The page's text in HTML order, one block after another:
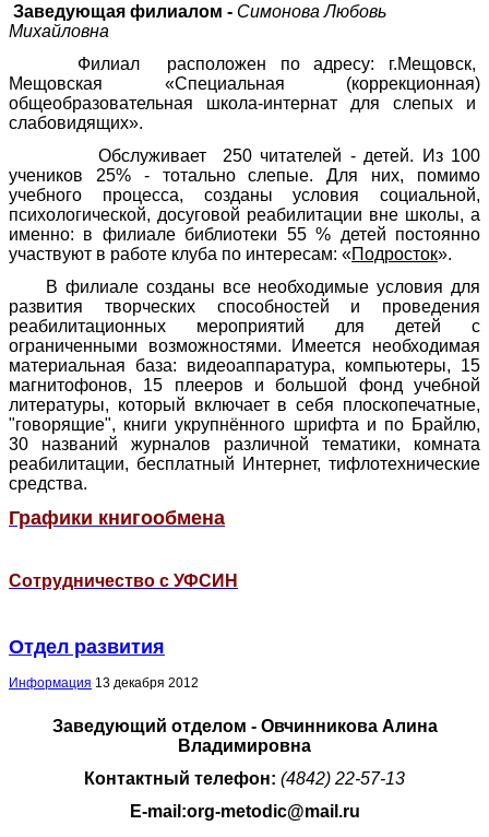
Заведующая филиалом - Симонова Любовь
Михайловна
Филиал расположен по адресу: г.Мещовск,
Мещовская «Специальная (коррекционная)
общеобразовательная школа-интернат для слепых и
слабовидящих».
Обслуживает 250 читателей - детей. Из 100
учеников 25% - тотально слепые. Для них, помимо
учебного процесса, созданы условия социальной,
психологической, досуговой реабилитации вне школы, а
именно: в филиале библиотеки 55 % детей постоянно
участвуют в работе клуба по интересам: «Подросток».
В филиале созданы все необходимые условия для
развития творческих способностей и проведения
реабилитационных мероприятий для детей с
ограниченными возможностями. Имеется необходимая
материальная база: видеоаппаратура, компьютеры, 15
магнитофонов, 15 плееров и большой фонд учебной
литературы, который включает в себя плоскопечатные,
"говорящие", книги укрупнённого шрифта и по Брайлю,
30 названий журналов различной тематики, комната
реабилитации, бесплатный Интернет, тифлотехнические
средства.
Графики книгообмена
Сотрудничество с УФСИН
Отдел развития
Информация 13 декабря 2012
Заведующий отделом - Овчинникова Алина
Владимировна
Контактный телефон: (4842) 22-57-13
E-mail :org-metodic@mail .ru